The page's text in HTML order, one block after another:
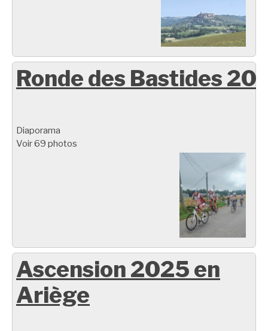
Ronde des Bastides
Diaporama
Voir 69 photos
Ascension 2025 en
Ariège